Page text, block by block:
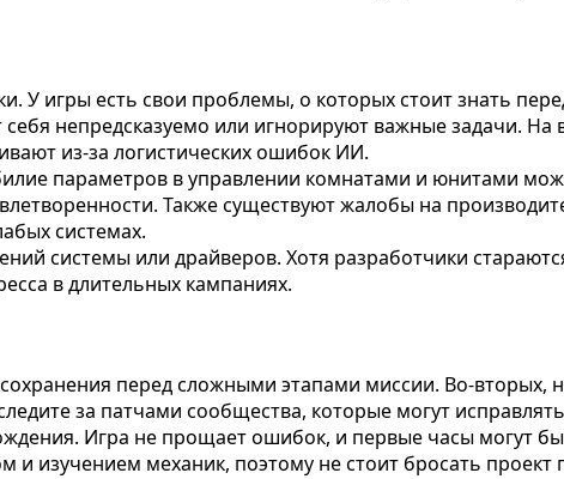
У игры есть свои проблемы, о которых стоит знать
непредсказуемо или игнорируют важные задачи.
из-за логистических ошибок ИИ.
параметров в управлении комнатами и юнитами
Также существуют жалобы на
системах.
системы или драйверов. Хотя разработчики
в длительных кампаниях.
перед сложными этапами миссии. Во-
за патчами сообщества, которые могут
Игра не прощает ошибок, и первые часы могут
изучением механик, поэтому не стоит бросать проект